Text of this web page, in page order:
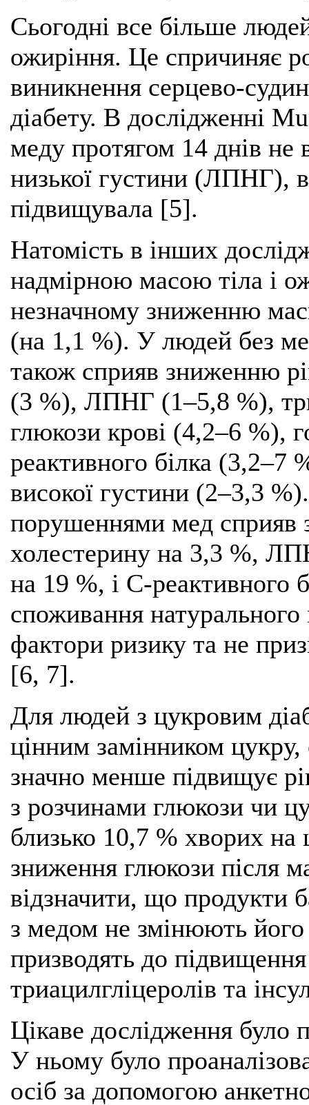
Сьогодні все більше
ожиріння. Це спричиняє
виникнення серцево-
діабету. В дослідженні
меду протягом 14 днів не
низької густини (ЛПНГ),
підвищувала [5].
Натомість в інших
надмірною масою тіла і
незначному зниженню
(на 1,1 %). У людей без
також сприяв зниженню
(3 %), ЛПНГ (1–5,8 %),
глюкози крові (4,2–6 %),
реактивного білка (3,2–7
високої густини (2–3,3
порушеннями мед сприяв
холестерину на 3,3 %,
на 19 %, і С-реактивного
споживання
фактори ризику та не
[6, 7].
Для людей з цукровим
цінним замінником
значно менше підвищує
з розчинами глюкози чи
близько 10,7 % хворих на
зниження глюкози після
відзначити, що продукти
з медом не змінюють його
призводять до підвищення
триацилгліцеролів та
Цікаве дослідження було
У ньому було
осіб за допомогою